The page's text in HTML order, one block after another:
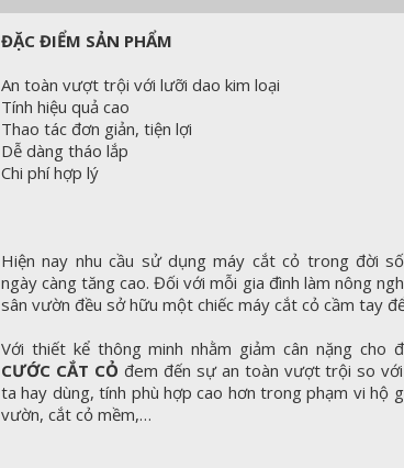
ĐẶC ĐIỂM SẢN PHẨM
An toàn vượt trội với lưỡi dao kim loại
Tính hiệu quả cao
Thao tác đơn giản, tiện lợi
Dễ dàng tháo lắp
Chi phí hợp lý
Hiện nay nhu cầu sử dụng máy cắt cỏ trong đời
ngày càng tăng cao. Đối với mỗi gia đình làm nông
sân vườn đều sở hữu một chiếc máy cắt cỏ cầm tay
Với thiết kể thông minh nhằm giảm cân nặng cho
CƯỚC CẮT CỎ đem đến sự an toàn vượt trội so
ta hay dùng, tính phù hợp cao hơn trong phạm vi hộ
vườn, cắt cỏ mềm,…